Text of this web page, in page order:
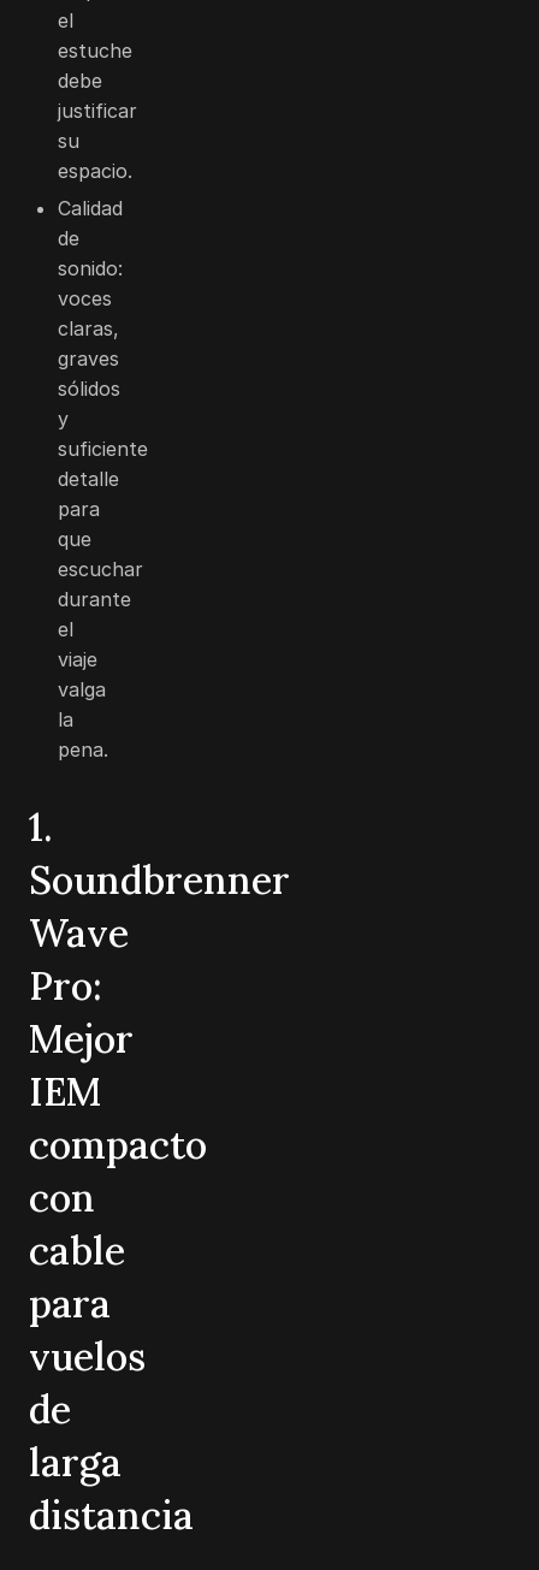
el
estuche
debe
justificar
su
espacio.
Calidad
de
sonido:
voces
claras,
graves
sólidos
y
suficiente
detalle
para
que
escuchar
durante
el
viaje
valga
la
pena.
1.
Soundbrenner
Wave
Pro:
Mejor
IEM
compacto
con
cable
para
vuelos
de
larga
distancia